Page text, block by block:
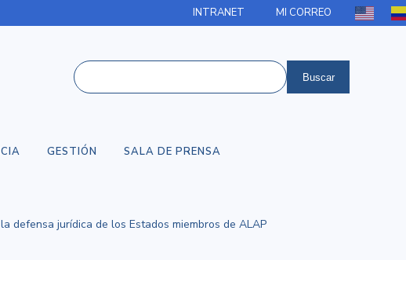
INTRANET MI CORREO
GESTIÓN SALA DE PRENSA
defensa jurídica de los Estados miembros de ALAP